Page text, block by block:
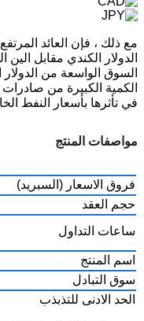
مع ذلك ، فإن العائد
الدولار الكندي مقابل
السوق الواسعة من الدولار
الكمية الكبيرة من
في تأثرها بأسعار النفط
مواصفات المنتج
فروق الاسعار (السبريد)
حجم العقد
ساعات التداول
اسم المنتج
سوق التبادل
الحد الادنى للتذبذب